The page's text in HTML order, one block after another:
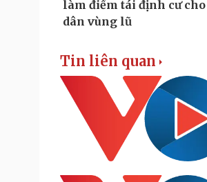
Tin liên quan